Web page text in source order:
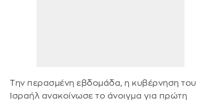
Την περασμένη εβδομάδα, η κυβέρνηση του
Ισραήλ ανακοίνωσε το άνοιγμα για πρώτη